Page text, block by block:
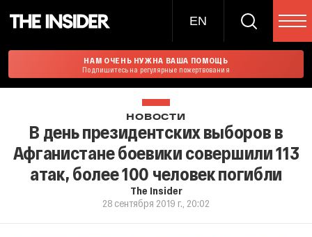
EN
НАМ ОЧЕНЬ НУЖНА ВАША ПОМОЩЬ
Подпишитесь на регулярные пожертвования
НОВОСТИ
В день президентских выборов в
Афганистане боевики совершили 113
атак, более 100 человек погибли
The Insider
28 сентября 2019 г., 20:02